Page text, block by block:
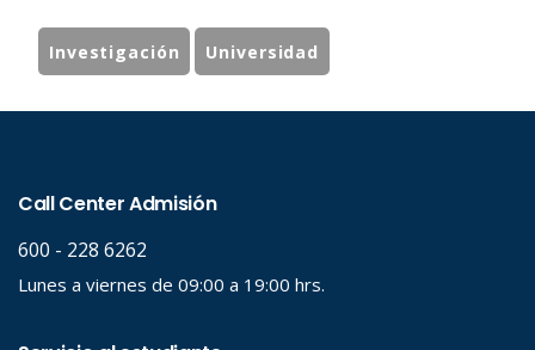
Investigación Universidad